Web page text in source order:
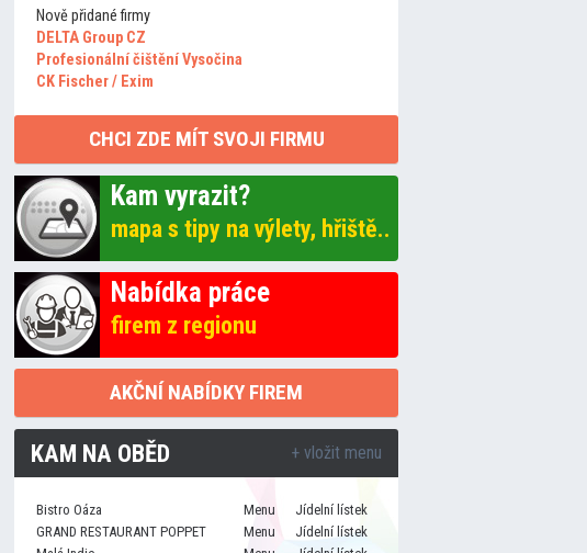
Nově přidané firmy
DELTA Group CZ
Profesionální čištění Vysočina
CK Fischer / Exim
CHCI ZDE MÍT SVOJI FIRMU
Kam vyrazit?
mapa s tipy na výlety, hřiště..
Nabídka práce
firem z regionu
AKČNÍ NABÍDKY FIREM
KAM NA OBĚD + vložit menu
Bistro Oáza Menu
Jídelní lístek
GRAND RESTAURANT POPPET
Menu
Jídelní lístek